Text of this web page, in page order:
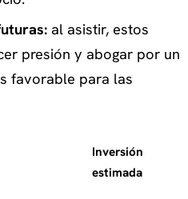
al asistir, estos
presión y abogar por un
favorable para las
Inversión
estimada